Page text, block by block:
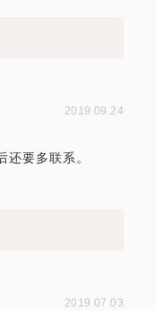
2019.09.24
要多联系。
2019.07.03